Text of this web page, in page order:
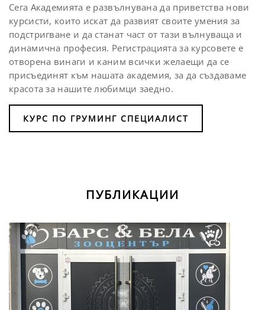
Сега Академията е развълнувана да приветства нови
курсисти, които искат да развият своите умения за
подстригване и да станат част от тази вълнуваща и
динамична професия. Регистрацията за курсовете е
отворена винаги и каним всички желаещи да се
присъединят към нашата академия, за да създаваме
красота за нашите любимци заедно.
КУРС ПО ГРУМИНГ СПЕЦИАЛИСТ
ПУБЛИКАЦИИ